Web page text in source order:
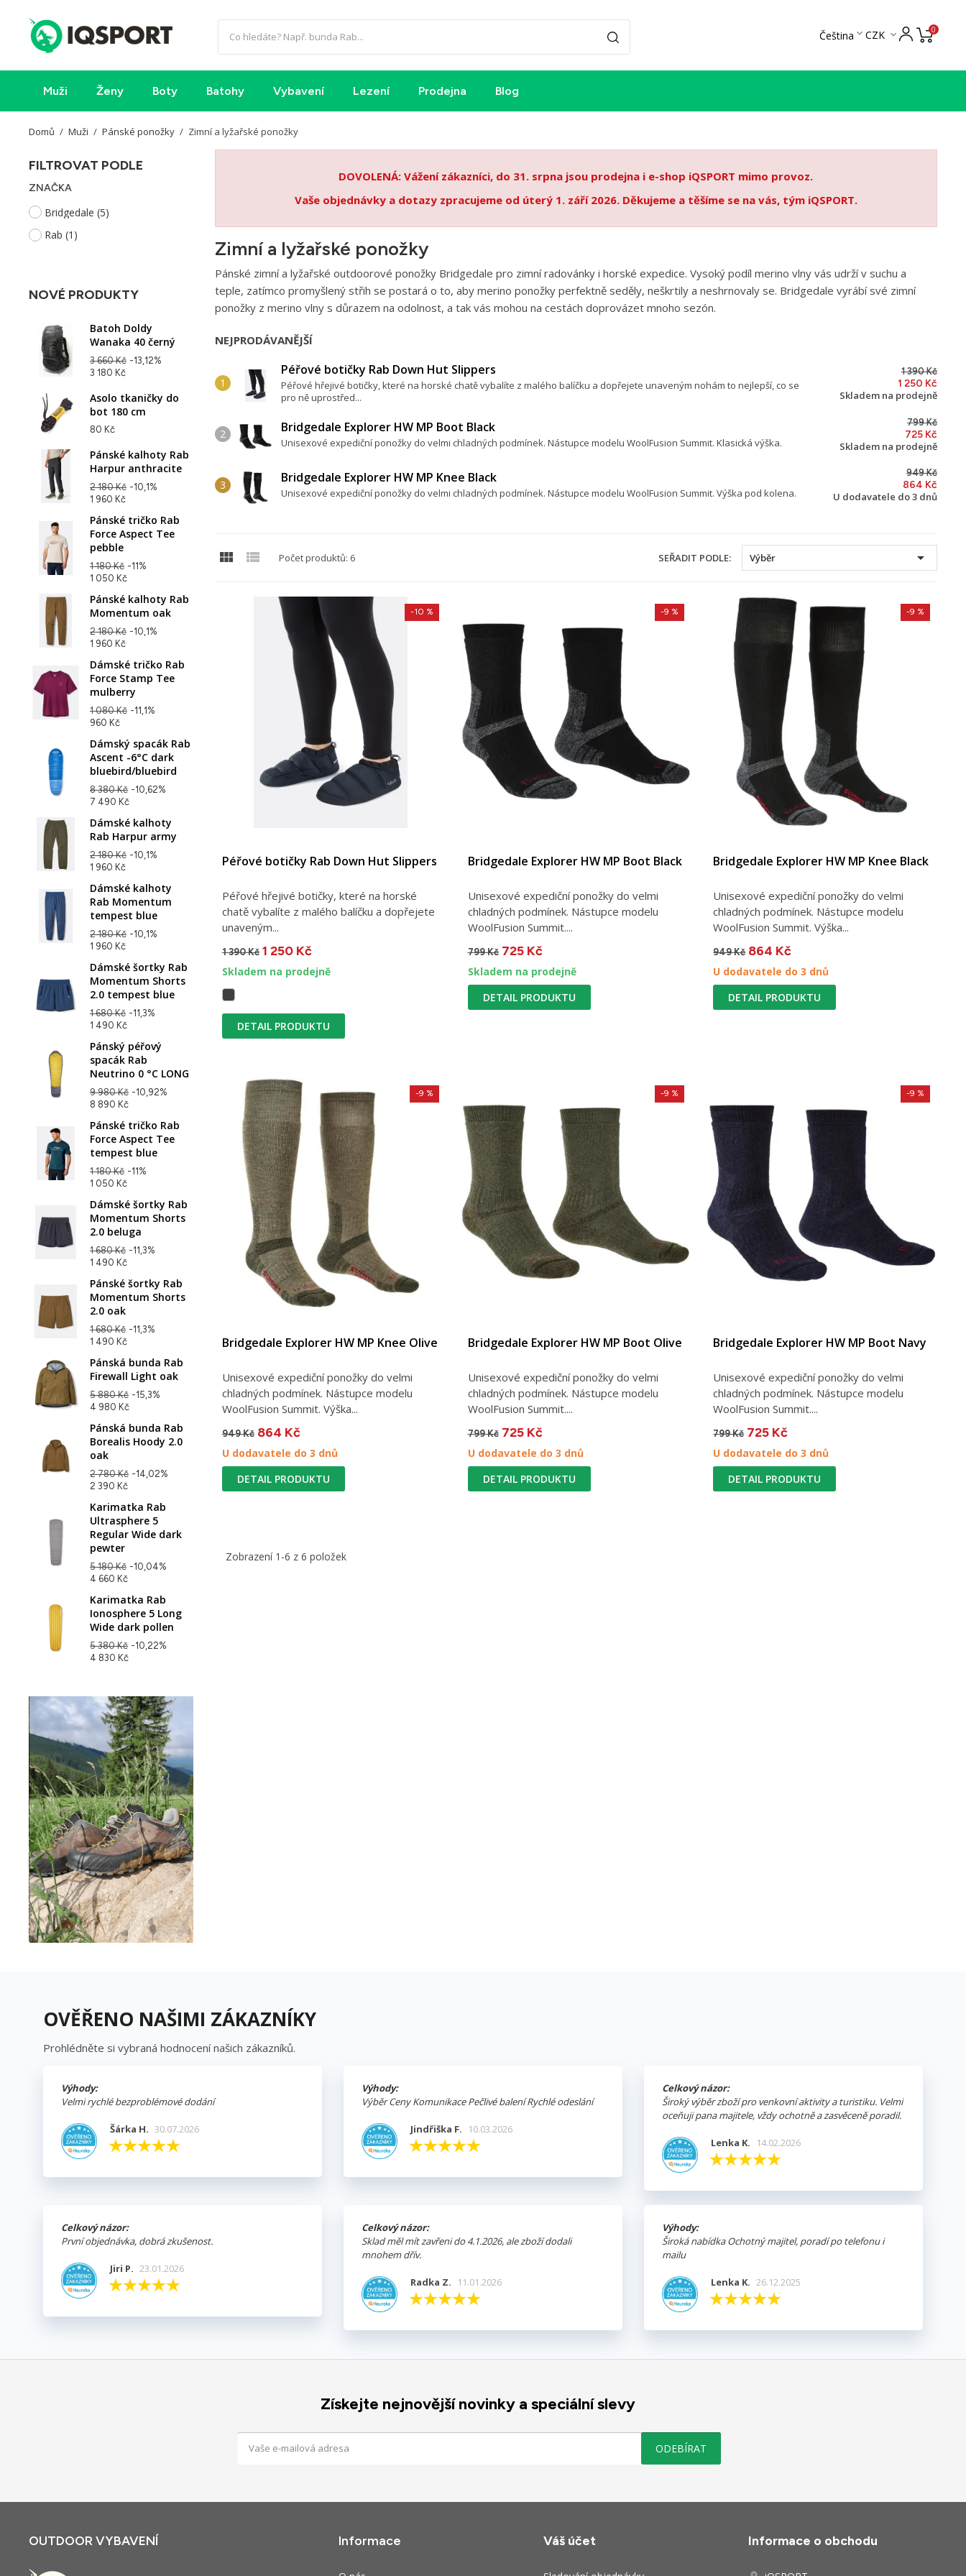
Čeština  CZK  0
Muži Ženy Boty Batohy Vybavení Lezení Prodejna Blog
Domů Muži Pánské ponožky Zimní a lyžařské ponožky
FILTROVAT PODLE
ZNAČKA
Bridgedale (5)
Rab (1)
NOVÉ PRODUKTY
Batoh Doldy
Wanaka 40 černý
3 660 Kč -13,12%
3 180 Kč
Asolo tkaničky do
bot 180 cm
80 Kč
Pánské kalhoty Rab
Harpur anthracite
2 180 Kč -10,1%
1 960 Kč
Pánské tričko Rab
Force Aspect Tee
pebble
1 180 Kč -11%
1 050 Kč
Pánské kalhoty Rab
Momentum oak
2 180 Kč -10,1%
1 960 Kč
Dámské tričko Rab
Force Stamp Tee
mulberry
1 080 Kč -11,1%
960 Kč
Dámský spacák Rab
Ascent -6°C dark
bluebird/bluebird
8 380 Kč -10,62%
7 490 Kč
Dámské kalhoty
Rab Harpur army
2 180 Kč -10,1%
1 960 Kč
Dámské kalhoty
Rab Momentum
tempest blue
2 180 Kč -10,1%
1 960 Kč
Dámské šortky Rab
Momentum Shorts
2.0 tempest blue
1 680 Kč -11,3%
1 490 Kč
Pánský péřový
spacák Rab
Neutrino 0 °C LONG
9 980 Kč -10,92%
8 890 Kč
Pánské tričko Rab
Force Aspect Tee
tempest blue
1 180 Kč -11%
1 050 Kč
Dámské šortky Rab
Momentum Shorts
2.0 beluga
1 680 Kč -11,3%
1 490 Kč
Pánské šortky Rab
Momentum Shorts
2.0 oak
1 680 Kč -11,3%
1 490 Kč
Pánská bunda Rab
Firewall Light oak
5 880 Kč -15,3%
4 980 Kč
Pánská bunda Rab
Borealis Hoody 2.0
oak
2 780 Kč -14,02%
2 390 Kč
Karimatka Rab
Ultrasphere 5
Regular Wide dark
pewter
5 180 Kč -10,04%
4 660 Kč
Karimatka Rab
Ionosphere 5 Long
Wide dark pollen
5 380 Kč -10,22%
4 830 Kč
DOVOLENÁ: Vážení zákazníci, do 31. srpna jsou prodejna i e-shop iQSPORT mimo provoz.
Vaše objednávky a dotazy zpracujeme od úterý 1. září 2026. Děkujeme a těšíme se na vás, tým iQSPORT.
Zimní a lyžařské ponožky
Pánské zimní a lyžařské outdoorové ponožky Bridgedale pro zimní radovánky i horské expedice. Vysoký podíl merino vlny vás udrží v suchu a
teple, zatímco promyšlený střih se postará o to, aby merino ponožky perfektně seděly, neškrtily a neshrnovaly se. Bridgedale vyrábí své zimní
ponožky z merino vlny s důrazem na odolnost, a tak vás mohou na cestách doprovázet mnoho sezón.
NEJPRODÁVANĚJŠÍ
Péřové botičky Rab Down Hut Slippers
Péřové hřejivé botičky, které na horské chatě vybalíte z malého balíčku a dopřejete unaveným nohám to nejlepší, co se
pro ně uprostřed...
1 390 Kč
1 250 Kč
Skladem na prodejně
Bridgedale Explorer HW MP Boot Black
Unisexové expediční ponožky do velmi chladných podmínek. Nástupce modelu WoolFusion Summit. Klasická výška.
799 Kč
725 Kč
Skladem na prodejně
Bridgedale Explorer HW MP Knee Black
Unisexové expediční ponožky do velmi chladných podmínek. Nástupce modelu WoolFusion Summit. Výška pod kolena.
949 Kč
864 Kč
U dodavatele do 3 dnů
  Počet produktů: 6 SEŘADIT PODLE: Výběr 
Péřové botičky Rab Down Hut Slippers
Péřové hřejivé botičky, které na horské
chatě vybalíte z malého balíčku a dopřejete
unaveným...
1 390 Kč
-10 %
1 250 Kč
Skladem na prodejně
DETAIL PRODUKTU
Bridgedale Explorer HW MP Boot Black
Unisexové expediční ponožky do velmi
chladných podmínek. Nástupce modelu
WoolFusion Summit....
799 Kč
-9 %
725 Kč
Skladem na prodejně
DETAIL PRODUKTU
Bridgedale Explorer HW MP Knee Black
Unisexové expediční ponožky do velmi
chladných podmínek. Nástupce modelu
WoolFusion Summit. Výška...
949 Kč
-9 %
864 Kč
U dodavatele do 3 dnů
DETAIL PRODUKTU
Bridgedale Explorer HW MP Knee Olive
Unisexové expediční ponožky do velmi
chladných podmínek. Nástupce modelu
WoolFusion Summit. Výška...
949 Kč
-9 %
864 Kč
U dodavatele do 3 dnů
DETAIL PRODUKTU
Bridgedale Explorer HW MP Boot Olive
Unisexové expediční ponožky do velmi
chladných podmínek. Nástupce modelu
WoolFusion Summit....
799 Kč
-9 %
725 Kč
U dodavatele do 3 dnů
DETAIL PRODUKTU
Bridgedale Explorer HW MP Boot Navy
Unisexové expediční ponožky do velmi
chladných podmínek. Nástupce modelu
WoolFusion Summit....
799 Kč
-9 %
725 Kč
U dodavatele do 3 dnů
DETAIL PRODUKTU
Zobrazení 1-6 z 6 položek
OVĚŘENO NAŠIMI ZÁKAZNÍKY
Prohlédněte si vybraná hodnocení našich zákazníků.
Výhody:
Velmi rychlé bezproblémové dodání
Šárka H. 30.07.2026
Výhody:
Výběr Ceny Komunikace Pečlivé balení Rychlé odeslání
Jindřiška F. 10.03.2026
Celkový názor:
Široký výběr zboží pro venkovní aktivity a turistiku. Velmi
oceňuji pana majitele, vždy ochotně a zasvěceně poradil.
Lenka K. 14.02.2026
Celkový názor:
První objednávka, dobrá zkušenost.
Jiri P. 23.01.2026
Celkový názor:
Sklad měl mít zavřeni do 4.1.2026, ale zboží dodali
mnohem dřív.
Radka Z. 11.01.2026
Výhody:
Široká nabídka Ochotný majitel, poradí po telefonu i
mailu
Lenka K. 26.12.2025
Získejte nejnovější novinky a speciální slevy
OUTDOOR VYBAVENÍ Informace Váš účet Informace o obchodu